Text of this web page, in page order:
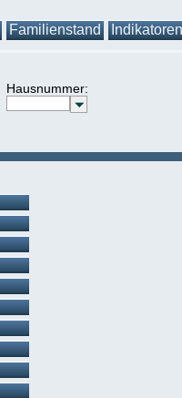
Familienstand Indikatoren
Hausnummer: